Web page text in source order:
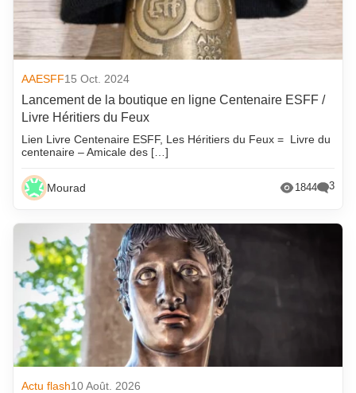
AAESFF15 Oct. 2024
Lancement de la boutique en ligne Centenaire ESFF /
Livre Héritiers du Feux
Lien Livre Centenaire ESFF, Les Héritiers du Feux = Livre du
centenaire – Amicale des […]
Mourad 1844 3
Actu flash10 Août. 2026